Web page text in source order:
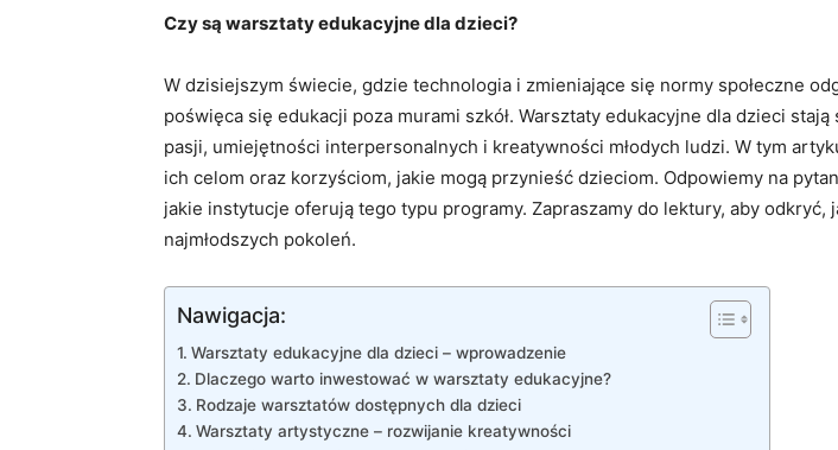
Czy są warsztaty edukacyjne ⁤dla dzieci?
W dzisiejszym świecie, gdzie technologia​ i zmieniające się normy społeczne
poświęca się edukacji poza murami szkół. Warsztaty⁤ edukacyjne dla dzieci
‍pasji, umiejętności interpersonalnych i ​kreatywności młodych ludzi. W ‍tym
ich‌ celom oraz korzyściom,​ jakie mogą ⁣przynieść dzieciom. ‌Odpowiemy na
jakie instytucje ‍oferują tego typu programy. ⁤Zapraszamy ⁣do lektury, ⁣aby
najmłodszych pokoleń.
Nawigacja:
Warsztaty‌ edukacyjne dla dzieci ⁣– wprowadzenie
Dlaczego warto​ inwestować w warsztaty edukacyjne?
Rodzaje warsztatów dostępnych dla dzieci
Warsztaty ⁢artystyczne – rozwijanie⁢ kreatywności